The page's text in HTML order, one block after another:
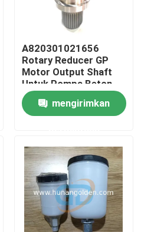
A820301021656
Rotary Reducer GP
Motor Output Shaft
Untuk Pompa Beton
Sani
mengirimkan